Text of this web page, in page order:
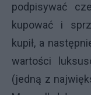
podpisywać
kupować i
kupił, a
wartości
(jedną z